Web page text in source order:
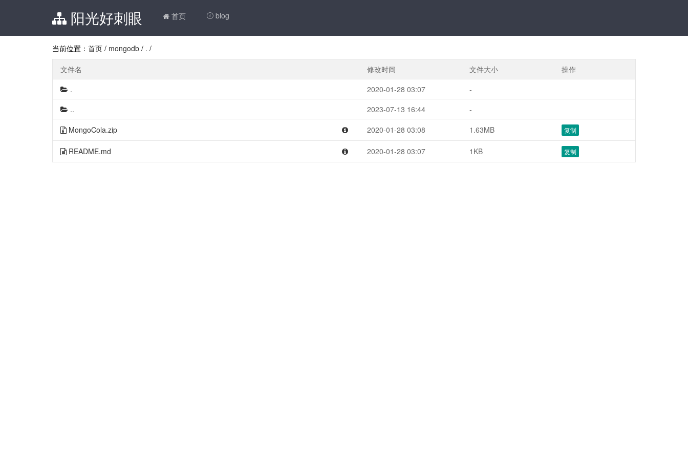
阳光好刺眼 首页  blog
当前位置： 首页 / mongodb / . /
文件名 修改时间 文件大小
操作
.
2020-01-28 03:07
-
..
2023-07-13 16:44
-
MongoCola.zip
2020-01-28 03:08 1.63MB 复制
README.md 2020-01-28 03:07 1KB 复制